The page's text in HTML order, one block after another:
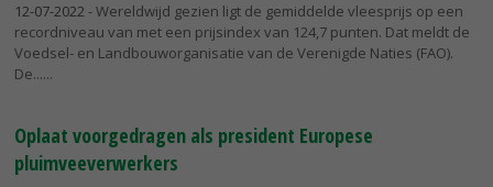
12-07-2022 - Wereldwijd gezien ligt de gemiddelde vleesprijs op een
recordniveau van met een prijsindex van 124,7 punten. Dat meldt de
Voedsel- en Landbouworganisatie van de Verenigde Naties (FAO).
De...
Oplaat voorgedragen als president Europese
pluimveeverwerkers